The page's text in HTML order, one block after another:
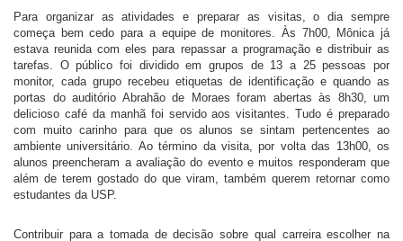
Para organizar as atividades e preparar as visitas, o dia sempre
começa bem cedo para a equipe de monitores. Às 7h00, Mônica já
estava reunida com eles para repassar a programação e distribuir as
tarefas. O público foi dividido em grupos de 13 a 25 pessoas por
monitor, cada grupo recebeu etiquetas de identificação e quando as
portas do auditório Abrahão de Moraes foram abertas às 8h30, um
delicioso café da manhã foi servido aos visitantes. Tudo é preparado
com muito carinho para que os alunos se sintam pertencentes ao
ambiente universitário. Ao término da visita, por volta das 13h00, os
alunos preencheram a avaliação do evento e muitos responderam que
além de terem gostado do que viram, também querem retornar como
estudantes da USP.
Contribuir para a tomada de decisão sobre qual carreira escolher na